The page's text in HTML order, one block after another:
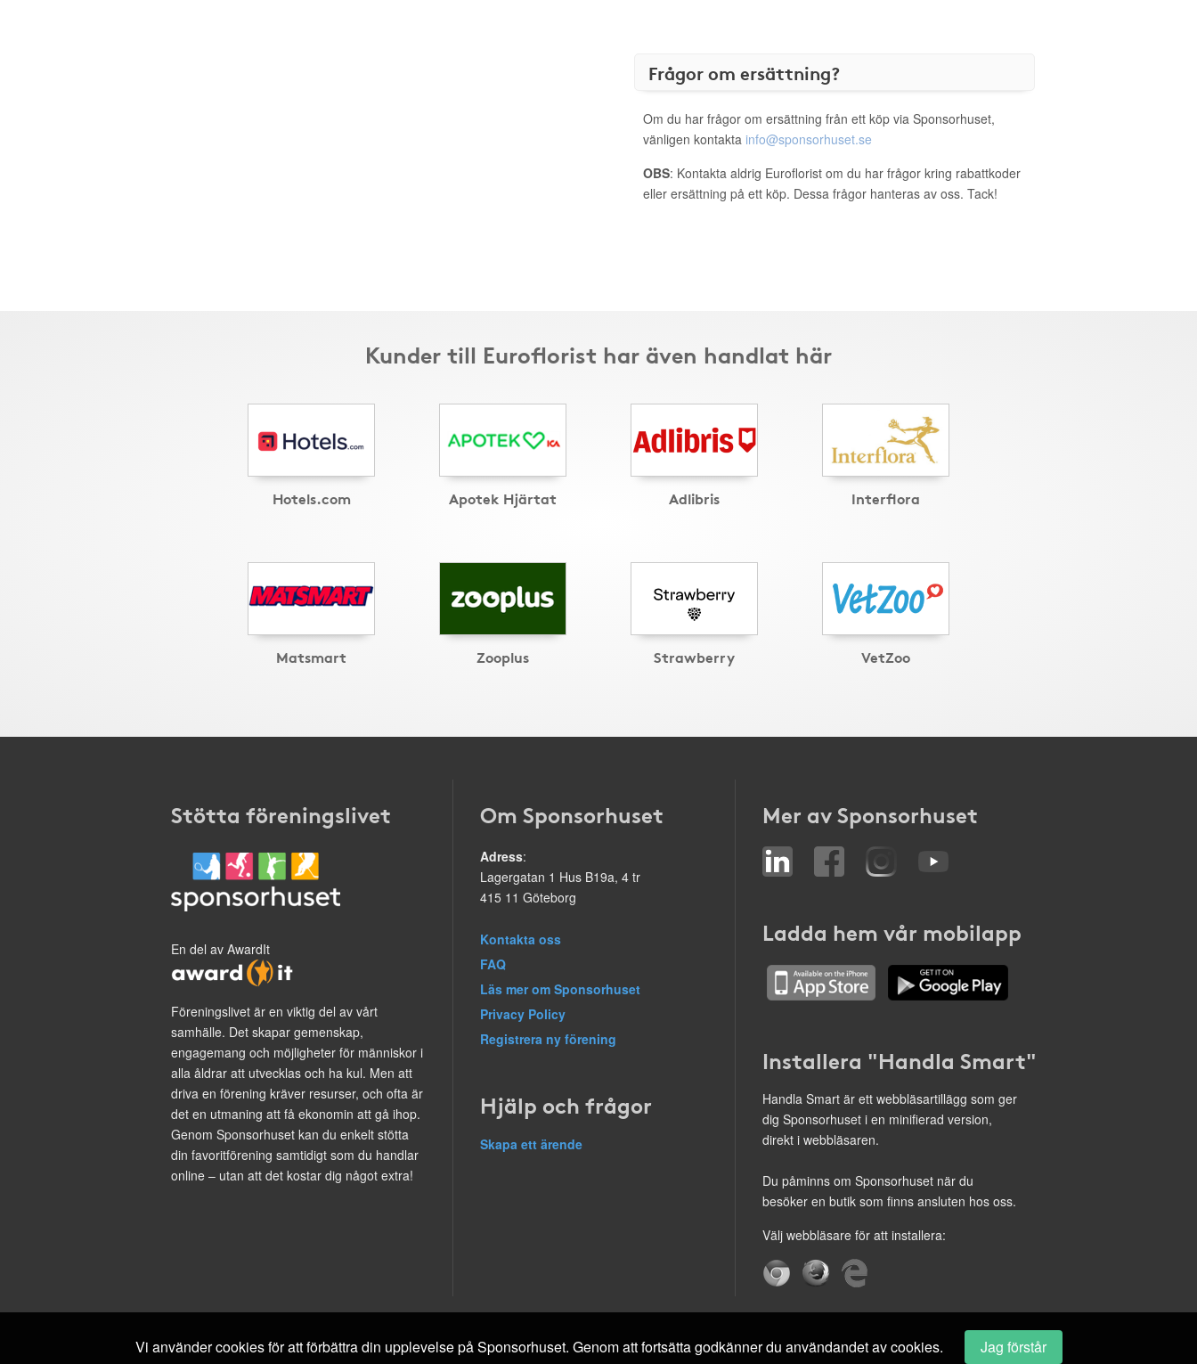
Frågor om ersättning?
Om du har frågor om ersättning från ett köp via Sponsorhuset,
vänligen kontakta info@sponsorhuset.se
OBS: Kontakta aldrig Euroflorist om du har frågor kring rabattkoder
eller ersättning på ett köp. Dessa frågor hanteras av oss. Tack!
Kunder till Euroflorist har även handlat här
Hotels.com Apotek Hjärtat Adlibris Interflora
Matsmart Zooplus Strawberry VetZoo
Stötta föreningslivet
En del av AwardIt
Föreningslivet är en viktig del av vårt
samhälle. Det skapar gemenskap,
engagemang och möjligheter för människor i
alla åldrar att utvecklas och ha kul. Men att
driva en förening kräver resurser, och ofta är
det en utmaning att få ekonomin att gå ihop.
Genom Sponsorhuset kan du enkelt stötta
din favoritförening samtidigt som du handlar
online – utan att det kostar dig något extra!
Om Sponsorhuset
Adress:
Lagergatan 1 Hus B19a, 4 tr
415 11 Göteborg
Kontakta oss
FAQ
Läs mer om Sponsorhuset
Privacy Policy
Registrera ny förening
Hjälp och frågor
Skapa ett ärende
Mer av Sponsorhuset
Ladda hem vår mobilapp
Installera "Handla Smart"
Handla Smart är ett webbläsartillägg som ger
dig Sponsorhuset i en minifierad version,
direkt i webbläsaren.
Du påminns om Sponsorhuset när du
besöker en butik som finns ansluten hos oss.
Välj webbläsare för att installera:
Vi använder cookies för att förbättra din upplevelse på Sponsorhuset. Genom att fortsätta godkänner du användandet av cookies. Jag förstår